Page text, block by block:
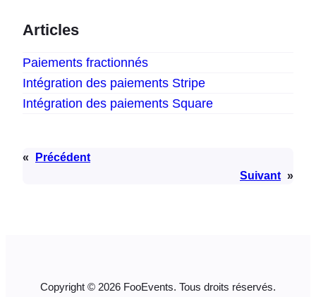
Articles
Paiements fractionnés
Intégration des paiements Stripe
Intégration des paiements Square
«
Précédent
Suivant »
Copyright © 2026 FooEvents. Tous droits réservés.